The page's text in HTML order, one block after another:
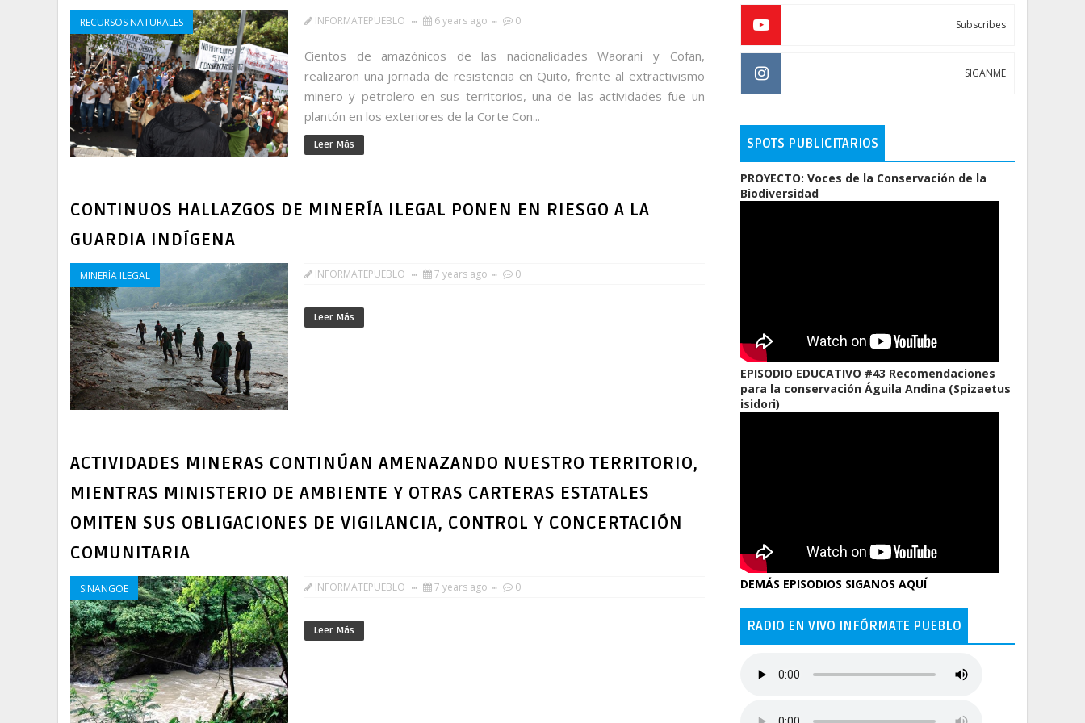
RECURSOS NATURALES INFORMATEPUEBLO 6 years ago 0
Cientos de amazónicos de las nacionalidades Waorani y Cofan,
realizaron una jornada de resistencia en Quito, frente al extractivismo
minero y petrolero en sus territorios, una de las actividades fue un
plantón en los exteriores de la Corte Con...
Leer Más
CONTINUOS HALLAZGOS DE MINERÍA ILEGAL PONEN EN RIESGO A LA
GUARDIA INDÍGENA
MINERÍA ILEGAL INFORMATEPUEBLO 7 years ago 0
Leer Más
ACTIVIDADES MINERAS CONTINÚAN AMENAZANDO NUESTRO TERRITORIO,
MIENTRAS MINISTERIO DE AMBIENTE Y OTRAS CARTERAS ESTATALES
OMITEN SUS OBLIGACIONES DE VIGILANCIA, CONTROL Y CONCERTACIÓN
COMUNITARIA
SINANGOE INFORMATEPUEBLO 7 years ago 0
Leer Más
Subscribes
SIGANME
SPOTS PUBLICITARIOS
PROYECTO: Voces de la Conservación de la
Biodiversidad
EPISODIO EDUCATIVO #43 Recomendaciones
para la conservación Águila Andina (Spizaetus
isidori)
DEMÁS EPISODIOS SIGANOS AQUÍ
RADIO EN VIVO INFÓRMATE PUEBLO